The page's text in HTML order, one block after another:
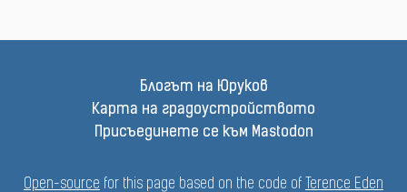
Блогът на Юруков
Карта на градоустройството
Присъединете се към Mastodon
Open-source for this page based on the code of Terence Eden